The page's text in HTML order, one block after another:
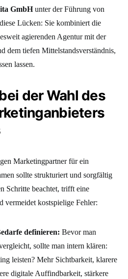
GmbHunter der Führung von
Lücken: Sie kombiniert die
agierenden Agentur mit der
dem tiefen Mittelstandsverständnis,
lassen.
der Wahl des
Marketingpartner für ein
sollte strukturiert und sorgfältig
Schritte beachtet, trifft eine
vermeidet kostspielige Fehler:
definieren: Bevor man
sollte man intern klären:
leisten? Mehr Sichtbarkeit, klarere
digitale Auffindbarkeit, stärkere